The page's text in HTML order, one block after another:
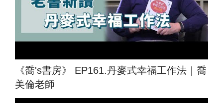
《喬's書房》 EP161.丹麥式幸福工作法｜喬
美倫老師